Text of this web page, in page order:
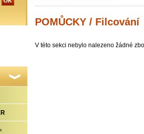
POMŮCKY / Filcování
V této sekci nebylo nalezeno žádné